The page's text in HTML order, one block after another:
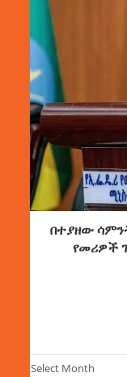
በተያዘው
የመሪዎች
Select Month